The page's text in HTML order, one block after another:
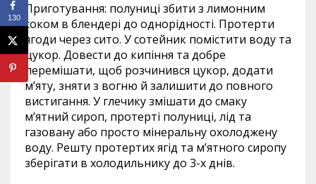
Приготування: полуниці збити з лимонним
соком в блендері до однорідності. Протерти
ягоди через сито. У сотейник помістити воду та
цукор. Довести до кипіння та добре
перемішати, щоб розчинився цукор, додати
м’яту, зняти з вогню й залишити до повного
вистигання. У глечику змішати до смаку
м’ятний сироп, протерті полуниці, лід та
газовану або просто мінеральну охолоджену
воду. Решту протертих ягід та м’ятного сиропу
зберігати в холодильнику до 3-х днів.
130